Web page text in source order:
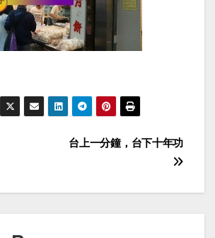
台上一分鐘，台下十年功